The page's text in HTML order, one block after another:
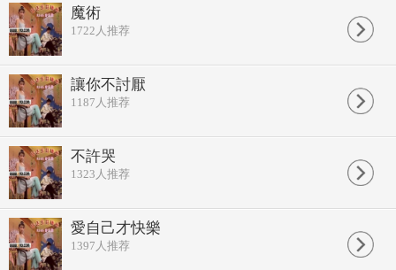
魔術
1722 人推荐
讓你不討厭
1187 人推荐
不許哭
1323 人推荐
愛自己才快樂
1397 人推荐